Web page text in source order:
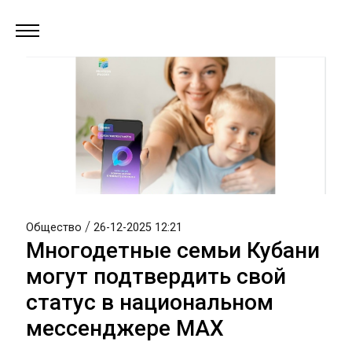
Общество / 26-12-2025 12:21
Многодетные семьи Кубани
могут подтвердить свой
статус в национальном
мессенджере МАХ